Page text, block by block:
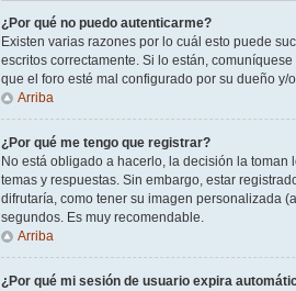
¿Por qué no puedo autenticarme?
Existen varias razones por lo cuál esto puede
escritos correctamente. Si lo están,
que el foro esté mal configurado por su dueño
Arriba
¿Por qué me tengo que registrar?
No está obligado a hacerlo, la decisión la
temas y respuestas. Sin embargo, estar
difrutaría, como tener su imagen personalizada
segundos. Es muy recomendable.
Arriba
¿Por qué mi sesión de usuario expira